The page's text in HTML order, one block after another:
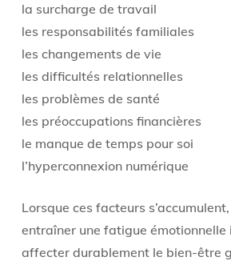
la surcharge de travail
les responsabilités familiales
les changements de vie
les difficultés relationnelles
les problèmes de santé
les préoccupations financières
le manque de temps pour soi
l’hyperconnexion numérique
Lorsque ces facteurs
entraîner une fatigue
affecter durablement le bien-être